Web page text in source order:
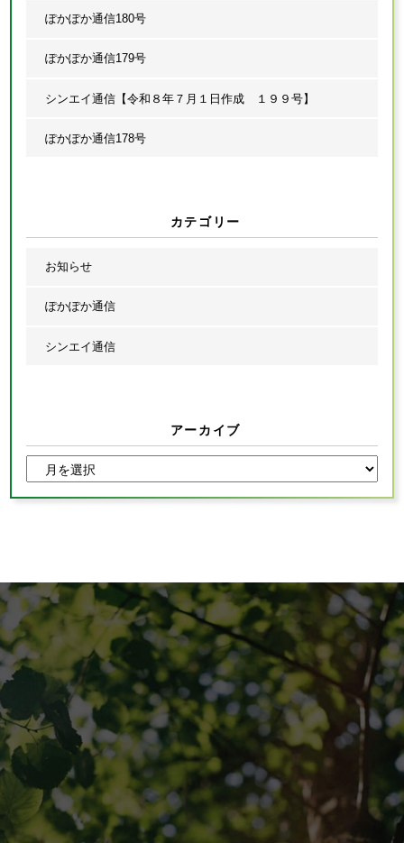
ぽかぽか通信180号
ぽかぽか通信179号
シンエイ通信【令和８年７月１日作成 １９９号】
ぽかぽか通信178号
カテゴリー
お知らせ
ぽかぽか通信
シンエイ通信
アーカイブ
TOPPAGE
ぽかぽか通信
シンエイ通信ブログ版
採用情報
会社概要
お問い合わせ
資料請求
専用請求書のダウンロード